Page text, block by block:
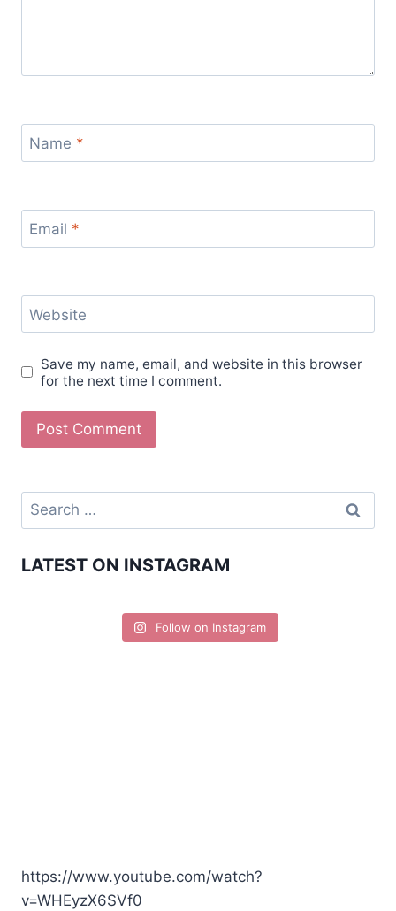
Name *
Email *
Website
Save my name, email, and website in this browser
for the next time I comment.
LATEST ON INSTAGRAM
Follow on Instagram
https://www.youtube.com/watch?
v=WHEyzX6SVf0